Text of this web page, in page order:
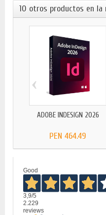
10 otros productos en la
ADOBE INDESIGN 2026
PEN 464.49
‹
Good
3,9/5
2.229
reviews